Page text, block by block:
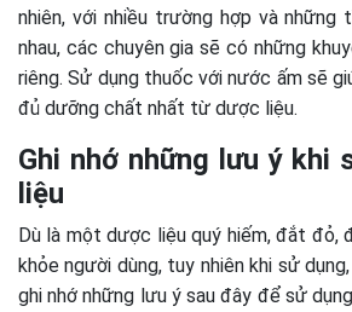
nhiên, với nhiều trường hợp và những
nhau, các chuyên gia sẽ có những
riêng. Sử dụng thuốc với nước ấm sẽ
đủ dưỡng chất nhất từ dược liệu.
Ghi nhớ những lưu ý khi
liệu
Dù là một dược liệu quý hiếm, đắt
khỏe người dùng, tuy nhiên khi sử
ghi nhớ những lưu ý sau đây để sử